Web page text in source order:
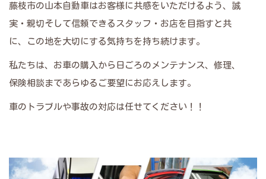
藤枝市の山本自動車はお客様に共感をいただけるよう、誠
実・親切そして信頼できるスタッフ・お店を目指すと共
に、この地を大切にする気持ちを持ち続けます。
私たちは、お車の購入から日ごろのメンテナンス、修理、
保険相談まであらゆるご要望にお応えします。
車のトラブルや事故の対応は任せてください！！